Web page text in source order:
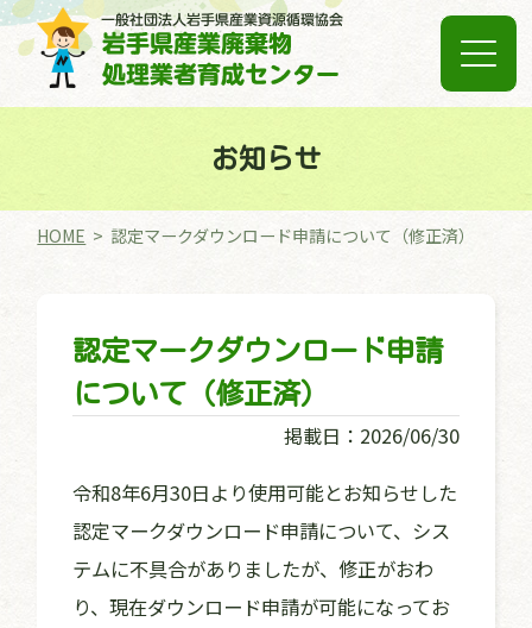
お知らせ
HOME 認定マークダウンロード申請について（修正済）
認定マークダウンロード申請
について（修正済）
掲載日： 2026/06/30
令和8年6月30日より使用可能とお知らせした
認定マークダウンロード申請について、シス
テムに不具合がありましたが、修正がおわ
り、現在ダウンロード申請が可能になってお